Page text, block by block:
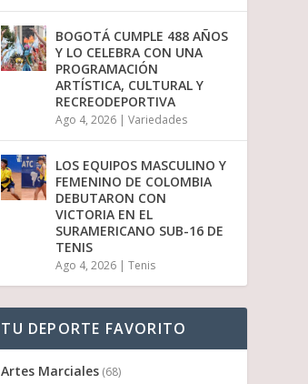
e
n
.
BOGOTÁ CUMPLE 488 AÑOS
Y LO CELEBRA CON UNA
PROGRAMACIÓN
ARTÍSTICA, CULTURAL Y
RECREODEPORTIVA
Ago 4, 2026 |Variedades
LOS EQUIPOS MASCULINO Y
FEMENINO DE COLOMBIA
DEBUTARON CON
VICTORIA EN EL
SURAMERICANO SUB-16 DE
TENIS
Ago 4, 2026 |Tenis
TU DEPORTE FAVORITO
Artes Marciales (68)